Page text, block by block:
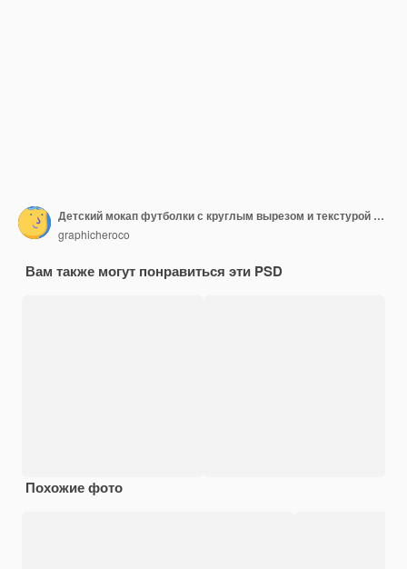
Детский мокап футболки с круглым вырезом и текстурой вереска спереди
graphicheroco
Вам также могут понравиться эти PSD
Похожие фото